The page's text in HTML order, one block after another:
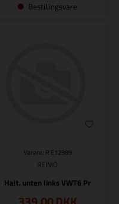
Bestillingsvare
Varenr.: R E12989
REIMO
Halt. unten links VWT6 Pr